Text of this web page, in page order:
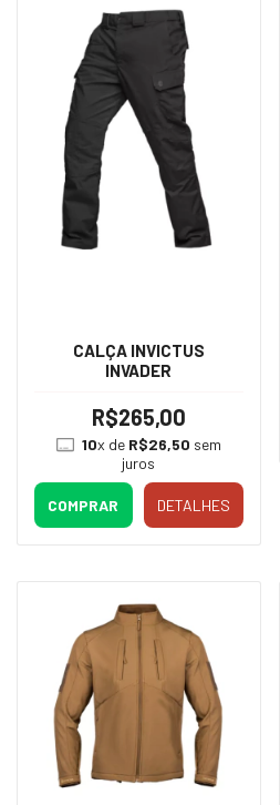
CALÇA INVICTUS
INVADER
R$265,00
10x de R$26,50 sem
juros
COMPRAR DETALHES